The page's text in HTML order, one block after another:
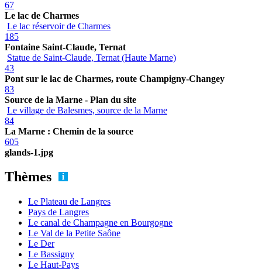
67
Le lac de Charmes
Le lac réservoir de Charmes
185
Fontaine Saint-Claude, Ternat
Statue de Saint-Claude, Ternat (Haute Marne)
43
Pont sur le lac de Charmes, route Champigny-Changey
83
Source de la Marne - Plan du site
Le village de Balesmes, source de la Marne
84
La Marne : Chemin de la source
605
glands-1.jpg
Thèmes
Le Plateau de Langres
Pays de Langres
Le canal de Champagne en Bourgogne
Le Val de la Petite Saône
Le Der
Le Bassigny
Le Haut-Pays